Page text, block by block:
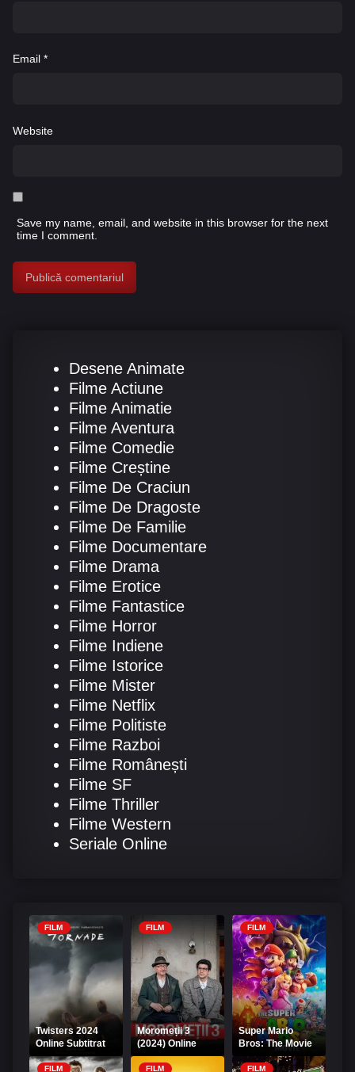
Email *
Website
Save my name, email, and website in this browser for the next
time I comment.
Desene Animate
Filme Actiune
Filme Animatie
Filme Aventura
Filme Comedie
Filme Creștine
Filme De Craciun
Filme De Dragoste
Filme De Familie
Filme Documentare
Filme Drama
Filme Erotice
Filme Fantastice
Filme Horror
Filme Indiene
Filme Istorice
Filme Mister
Filme Netflix
Filme Politiste
Filme Razboi
Filme Românești
Filme SF
Filme Thriller
Filme Western
Seriale Online
FILM
Twisters 2024
Online Subtitrat
FILM
Moromeții 3
(2024) Online
Romanesc
FILM
Super Mario
Bros: The Movie
2023 Online
Subtitrat
FILM FILM FILM